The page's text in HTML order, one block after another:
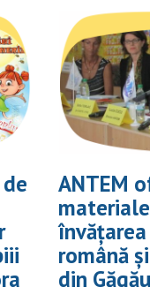
ANTEM
română
din